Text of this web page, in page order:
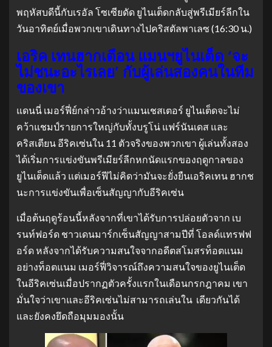
พฤหัสบดีนี้กับเรอัล โซเซียดัด ยูไนเต็ดกลับสู่พรีเมียร์ลีกใน
วันอาทิตย์เมื่อพวกเขาเดินทางไปคริสตัลพาเลซ (16:30 น.)
เอริค เทนฮากเตือน แมนฯยูไนเต็ด ‘จะ
ไม่ชนะอะไรเลย’ กับผู้เล่นสองคนในทีม
ของเขา
แดนนี่ เมอร์ฟี่ย์กล่าวอ้างว่าแมนเชสเตอร์ ยูไนเต็ดจะไม่
คว้าแชมป์รายการใหญ่กับทั้งบรูโน่ แฟร์นันเดส และ
คริสเตียน อีริคเซ่นใน 11 ตัวจริงของพวกเขา ผู้เล่นทั้งสอง
ได้เริ่มการแข่งขันพรีเมียร์ลีกหกนัดแรกของฤดูกาลของ
ยูไนเต็ดแล้ว แต่เมอร์ฟีไม่คิดว่ามันจะยั่งยืนเอริคเทน ฮากช
นะการแข่งขันเพื่อเซ็นสัญญากับอีริคเซ่น
เมื่อต้นฤดูร้อนนี้หลังจากที่เขาได้รับการปล่อยตัวจาก เบ
รนท์ฟอร์ด ชาวเดนมาร์กเซ็นสัญญาสามปีที่ โอลด์แทรฟฟ
อร์ด หลังจากได้รับความสนใจจากอดีตสโมสรท็อตแนม
อย่างท็อตแนม เมอร์ฟี่วิจารณ์ถึงความสนใจของยูไนเต็ด
ในอีริคเซ่นเมื่อปรากฏตัวครั้งแรกในเดือนกรกฎาคม เขา
มั่นใจว่าเขาและอีริคเซ่นไม่สามารถเล่นใน เดียวกันได้
และยังคงยึดถือมุมมองนั้น